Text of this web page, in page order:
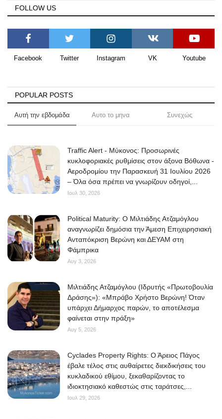
FOLLOW US
Facebook Twitter Instagram VK Youtube
POPULAR POSTS
Αυτή την εβδομάδα Αυτο το μηνα Συνεχώς
Traffic Alert - Μύκονος: Προσωρινές
κυκλοφοριακές ρυθμίσεις στον άξονα Βόθωνα -
Αεροδρομίου την Παρασκευή 31 Ιουλίου 2026
– Όλα όσα πρέπει να γνωρίζουν οδηγοί,...
Ιουλ 30, 2026
Political Maturity: Ο Μιλτιάδης Ατζαμόγλου
αναγνωρίζει δημόσια την Άμεση Επιχειρησιακή
Ανταπόκριση Βερώνη και ΔΕΥΑΜ στη
Φάμπρικα
Αυγ 3, 2026
Μιλτιάδης Ατζαμόγλου (Ιδρυτής «Πρωτοβουλία
Δράσης»): «Μπράβο Χρήστο Βερώνη! Όταν
υπάρχει Δήμαρχος παρών, το αποτέλεσμα
φαίνεται στην πράξη»
Αυγ 5, 2026
Cyclades Property Rights: Ο Άρειος Πάγος
έβαλε τέλος στις αυθαίρετες διεκδικήσεις του
κυκλαδικού εθίμου, ξεκαθαρίζοντας το
ιδιοκτησιακό καθεστώς στις ταράτσες,...
Ιουλ 29, 2026